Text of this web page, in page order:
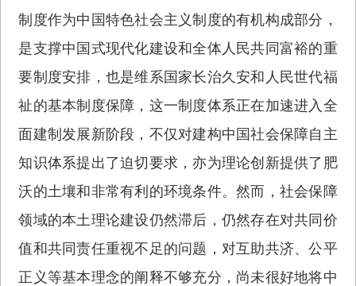
制度作为中国特色社会主义制度的有机构成部分，
是支撑中国式现代化建设和全体人民共同富裕的重
要制度安排，也是维系国家长治久安和人民世代福
祉的基本制度保障，这一制度体系正在加速进入全
面建制发展新阶段，不仅对建构中国社会保障自主
知识体系提出了迫切要求，亦为理论创新提供了肥
沃的土壤和非常有利的环境条件。然而，社会保障
领域的本土理论建设仍然滞后，仍然存在对共同价
值和共同责任重视不足的问题，对互助共济、公平
正义等基本理念的阐释不够充分，尚未很好地将中